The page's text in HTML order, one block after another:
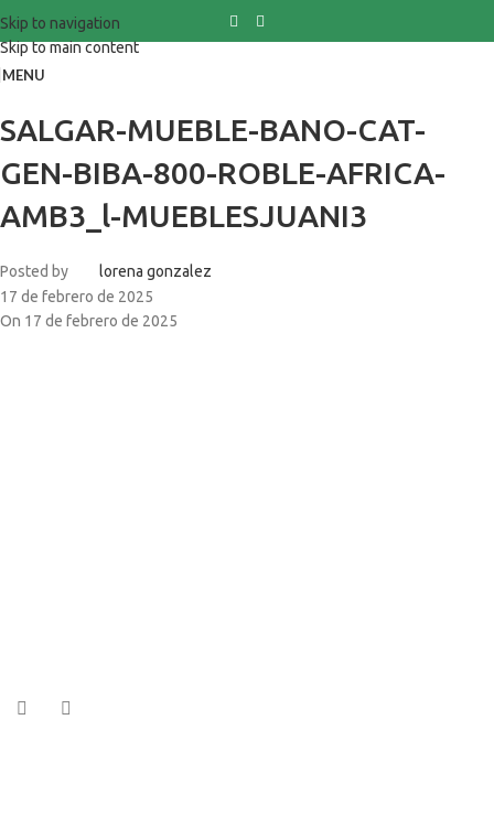
Skip to navigation
Skip to main content
MENU
SALGAR-MUEBLE-BANO-CAT-
GEN-BIBA-800-ROBLE-AFRICA-
AMB3_l-MUEBLESJUANI3
Posted by
lorena gonzalez
17 de febrero de 2025
On 17 de febrero de 2025